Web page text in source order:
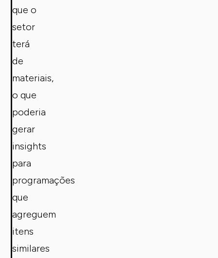
que o
setor
terá
de
materiais,
o que
poderia
gerar
insights
para
programações
que
agreguem
itens
similares